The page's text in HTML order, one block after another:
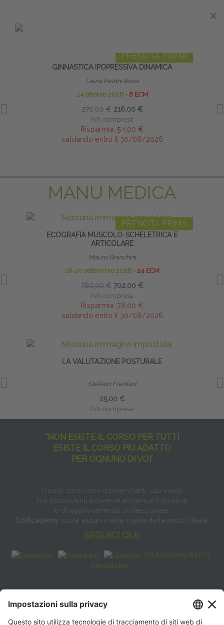
PRENOTA PRIMA
GINNASTICA IPOPRESSIVA DINAMICA
Laura Petrini Rossi
24 ottobre 2026 ∙ 8 ECM
270,00 € 216,00 €
IVA compresa
Risparmia: 54,00 €
saldando entro il 30/08/2026
MANU MEDICA
PRENOTA PRIMA
ECOGRAFIA MUSCOLO-SCHELETRICA E
ARTICOLARE
Mauro Branchini
18-20 settembre 2026 ∙ 24 ECM
780,00 € 702,00 €
IVA compresa
Risparmia: 78,00 €
saldando entro il 30/08/2026
LA VALUTAZIONE POSTURALE
Stefano Frediani
25,00 €
IVA compresa
"NON ESISTE IL CORSO PER TUTTI
ESISTE IL CORSO PIÙ ADATTO
PER OGNUNO DI VOI"
I nostri corsi sono davvero tanti, tutti validi
ma rispondenti a diverse esigenze formative
e di aggiornamento professionale.
EdiAcademy vuole aiutarvi nella scelta dell’evento ideale
SEGUICI QUI:
EdiAcademy BLOG
Newsletter
FAQ
×